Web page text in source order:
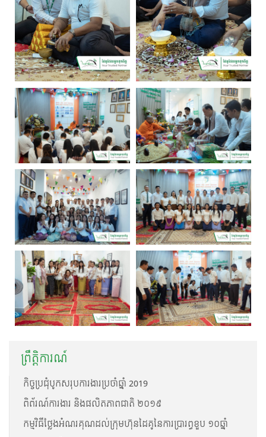
ព្រឹត្តិការណ៍
កិច្ចប្រជំុបូកសរុបការងារប្រចាំឆ្នាំ 2019
ពិព័រណ៍ការងារ និង​ផលិតភាពជាតិ ២០១៩​
កម្មវិធីថ្លែងអំណរគុណដល់ក្រុមហ៊ុនដៃគូនៃការប្រារព្ធខួប ១០ឆ្នាំ